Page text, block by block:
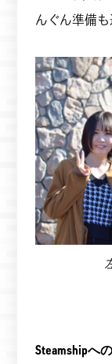
んぐん準備
Steamshipへの